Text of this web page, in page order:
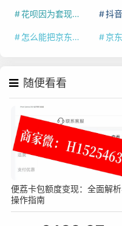
花呗因为套现被限额了这种情况要多久才会好 抖音月
怎么能把京东白条额度钱套出来 京东白
随便看看
便荔卡包额度变现：全面解
操作指南